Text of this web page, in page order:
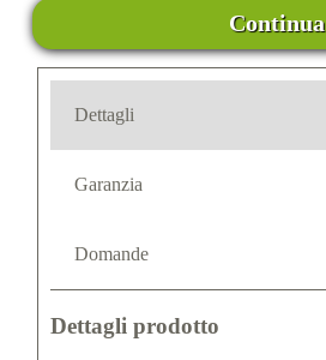
Continua
Dettagli
Garanzia
Domande
Dettagli prodotto